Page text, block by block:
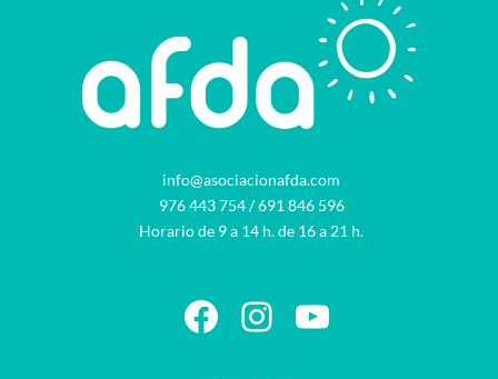
info@asociacionafda.com
976 443 754/691 846 596
Horario de 9 a 14 h. de 16 a 21 h.
Facebook
Instagram
YouTube